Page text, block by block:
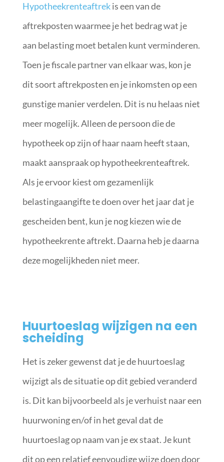
Hypotheekrenteaftrekis een van de
aftrekposten waarmee je het bedrag wat je
aan belasting moet betalen kunt verminderen.
Toen je fiscale partner van elkaar was, kon je
dit soort aftrekposten en je inkomsten op een
gunstige manier verdelen. Dit is nu helaas niet
meer mogelijk. Alleen de persoon die de
hypotheek op zijn of haar naam heeft staan,
maakt aanspraak op hypotheekrenteaftrek.
Als je ervoor kiest om gezamenlijk
belastingaangifte te doen over het jaar dat je
gescheiden bent, kun je nog kiezen wie de
hypotheekrente aftrekt. Daarna heb je daarna
deze mogelijkheden niet meer.
Huurtoeslag wijzigen na een
scheiding
Het is zeker gewenst dat je de huurtoeslag
wijzigt als de situatie op dit gebied veranderd
is. Dit kan bijvoorbeeld als je verhuist naar een
huurwoning en/of in het geval dat de
huurtoeslag op naam van je ex staat. Je kunt
dit op een relatief eenvoudige wijze doen door